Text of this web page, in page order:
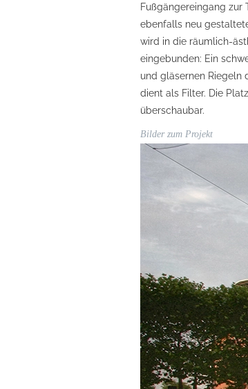
Fußgängereingang
ebenfalls neu
wird in die räumlich-
eingebunden: Ein
und gläsernen Riegeln
dient als Filter. Die
überschaubar.
Bilder zum Projekt